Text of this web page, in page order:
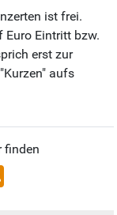
ist frei.
Euro Eintritt bzw.
erst zur
aufs
finden